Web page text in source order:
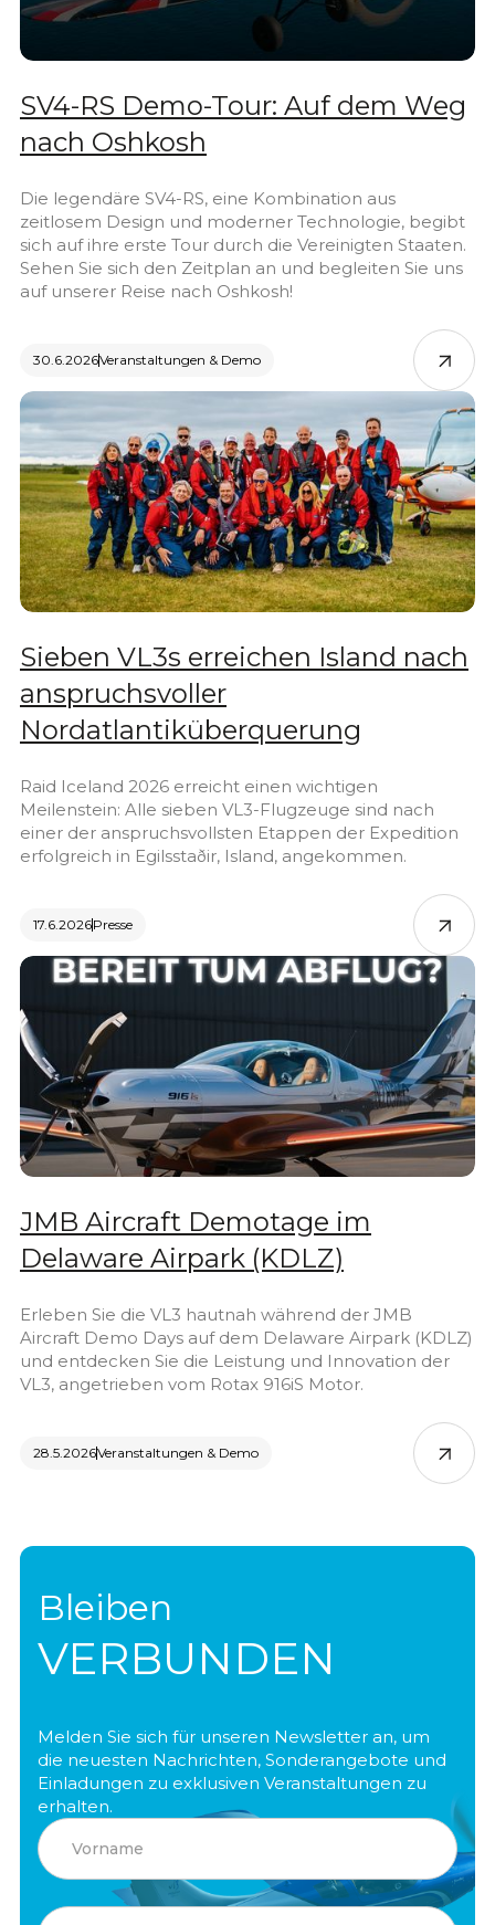
SV4-RS Demo-Tour: Auf dem Weg
nach Oshkosh
Die legendäre SV4-RS, eine Kombination aus
zeitlosem Design und moderner Technologie, begibt
sich auf ihre erste Tour durch die Vereinigten Staaten.
Sehen Sie sich den Zeitplan an und begleiten Sie uns
auf unserer Reise nach Oshkosh!
30.6.2026Veranstaltungen & Demo
Sieben VL3s erreichen Island nach
anspruchsvoller
Nordatlantiküberquerung
Raid Iceland 2026 erreicht einen wichtigen
Meilenstein: Alle sieben VL3-Flugzeuge sind nach
einer der anspruchsvollsten Etappen der Expedition
erfolgreich in Egilsstaðir, Island, angekommen.
17.6.2026Presse
JMB Aircraft Demotage im
Delaware Airpark (KDLZ)
Erleben Sie die VL3 hautnah während der JMB
Aircraft Demo Days auf dem Delaware Airpark (KDLZ)
und entdecken Sie die Leistung und Innovation der
VL3, angetrieben vom Rotax 916iS Motor.
28.5.2026Veranstaltungen & Demo
Bleiben
VERBUNDEN
Melden Sie sich für unseren Newsletter an, um
die neuesten Nachrichten, Sonderangebote und
Einladungen zu exklusiven Veranstaltungen zu
erhalten.